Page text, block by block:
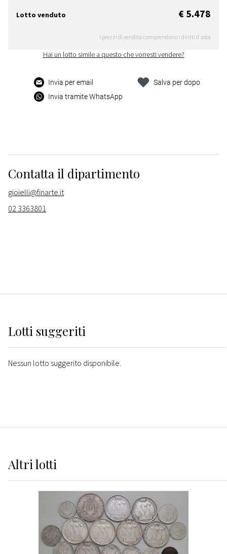
Lotto venduto € 5.478
I prezzi di vendita comprendono i diritti d'asta
Hai un lotto simile a questo che vorresti vendere?
Invia per email
Invia tramite WhatsApp
Salva per dopo
Contatta il dipartimento
gioielli@finarte.it
02 3363801
Lotti suggeriti
Nessun lotto suggerito disponibile.
Altrilotti